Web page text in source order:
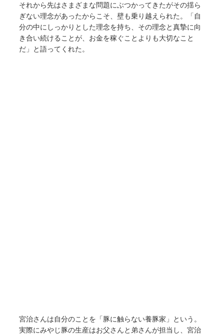
それから先はさまざまな問題にぶつかってきたがその揺ら
ぎない理念があったからこそ、壁も乗り越えられた。「自
分の中にしっかりとした理念を持ち、その理念と真摯に向
き合い続けることが、お金を稼ぐことよりも大切なこと
だ」と語ってくれた。
宮治さんは自分のことを「豚に触らない養豚家」という。
実際にみやじ豚の生産はお父さんと弟さんが担当し、宮治